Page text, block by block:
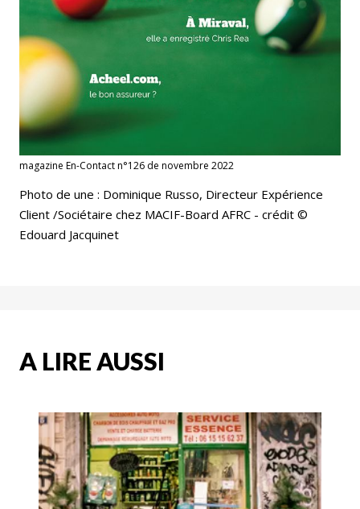
magazine En-Contact n°126 de novembre 2022
Photo de une : Dominique Russo, Directeur Expérience
Client /Sociétaire chez MACIF-Board AFRC - crédit ©
Edouard Jacquinet
A LIRE AUSSI